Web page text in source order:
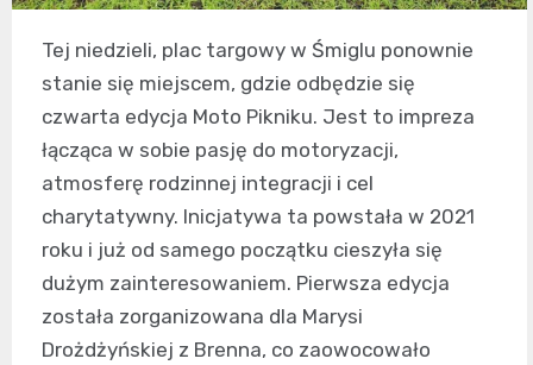
Tej niedzieli, plac targowy w Śmiglu ponownie
stanie się miejscem, gdzie odbędzie się
czwarta edycja Moto Pikniku. Jest to impreza
łącząca w sobie pasję do motoryzacji,
atmosferę rodzinnej integracji i cel
charytatywny. Inicjatywa ta powstała w 2021
roku i już od samego początku cieszyła się
dużym zainteresowaniem. Pierwsza edycja
została zorganizowana dla Marysi
Drożdżyńskiej z Brenna, co zaowocowało